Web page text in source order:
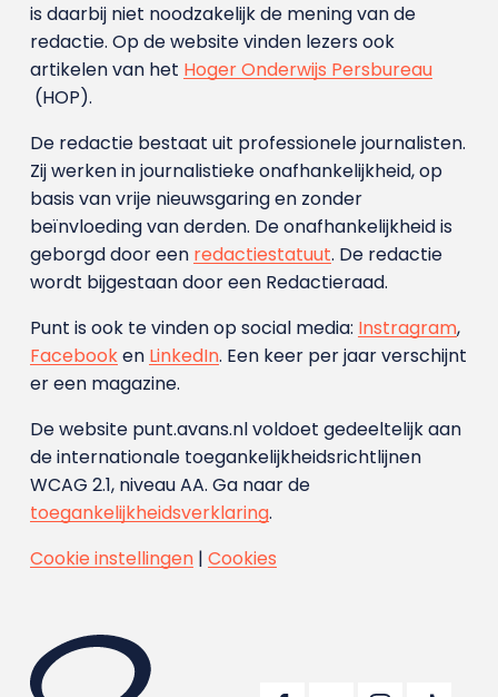
is daarbij niet noodzakelijk de mening van de
redactie. Op de website vinden lezers ook
artikelen van het Hoger Onderwijs Persbureau
(HOP).
De redactie bestaat uit professionele journalisten.
Zij werken in journalistieke onafhankelijkheid, op
basis van vrije nieuwsgaring en zonder
beïnvloeding van derden. De onafhankelijkheid is
geborgd door een redactiestatuut. De redactie
wordt bijgestaan door een Redactieraad.
Punt is ook te vinden op social media: Instragram,
Facebooken LinkedIn. Een keer per jaar verschijnt
er een magazine.
De website punt.avans.nl voldoet gedeeltelijk aan
de internationale toegankelijkheidsrichtlijnen
WCAG 2.1, niveau AA. Ga naar de
toegankelijkheidsverklaring.
Cookie instellingen| Cookies